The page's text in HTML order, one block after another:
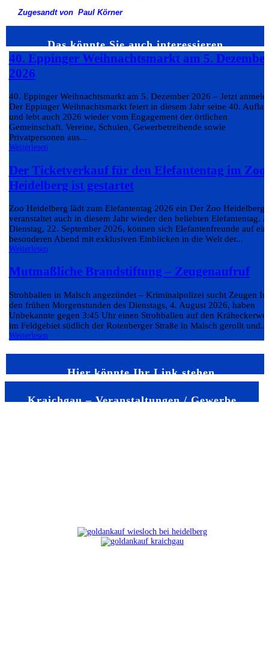
Zugesandt von Paul Körner
Das könnte Sie auch interessieren…
40. Eppinger Weihnachtsmarkt am 5.
2026
40. Eppinger Weihnachtsmarkt am 5. Dezember 2026 – Jetzt
Der Eppinger Weihnachtsmarkt feiert in diesem Jahr seine 40.
und lebt auch 2026 wieder vom Engagement der örtlichen
Gemeinschaft. Vereine, Schulen, Gewerbetreibende sowie
Privatpersonen aus...
Weiterlesen
Der Ticketverkauf für den Elefantentag im Zoo
Heidelberg ist gestartet
Zoo Heidelberg lädt zum Elefantentag 2026 ein Der Zoo Heidelberg
veranstaltet auch in diesem Jahr wieder den beliebten Elefantentag.
Dienstag, 22. September 2026, können sich Elefantenfreunde auf
besonderen Abend mit exklusiven Einblicken in die Welt der...
Weiterlesen
Mutmaßliche Brandstiftung – Zeugenaufruf
Strohballen in Malsch angezündet – Kriminalpolizei sucht Zeugen In
den frühen Morgenstunden des Dienstags, 4. August 2026, haben
Unbekannte gegen 3:45 Uhr einen Strohballen auf den
im Feldgebiet südlich der Rotenberger Straße in Malsch gerollt und...
Weiterlesen
Hier könnte Ihr Link stehen
Kraichgau – Veranstaltungen / Gewerbe